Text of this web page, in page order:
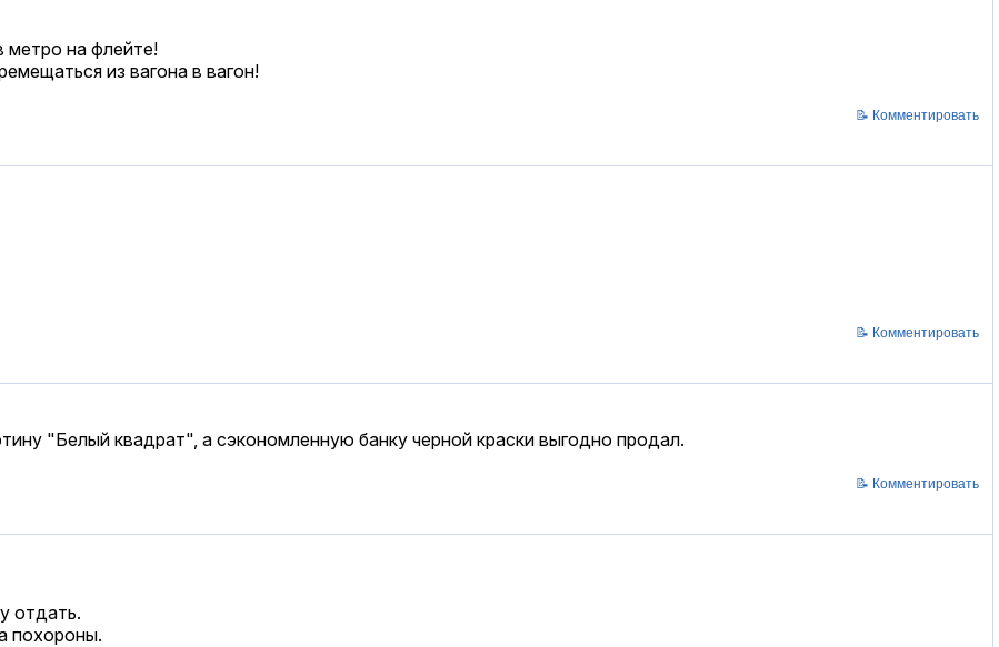
метро на флейте!
из вагона в вагон!
📝 Комментировать
📝 Комментировать
"Белый квадрат", а сэкономленную банку черной краски выгодно продал.
📝 Комментировать
отдать.
похороны.